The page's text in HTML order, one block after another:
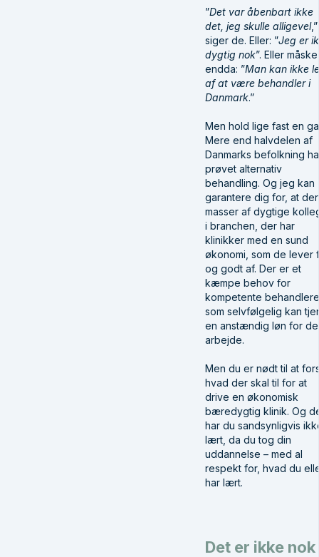
”Det var åbenbart ikke
det, jeg skulle alligevel,”
siger de. Eller: ”Jeg er
dygtig nok”. Eller måske
endda: ”Man kan ikke
af at være behandler i
Danmark.”
Men hold lige fast en
Mere end halvdelen af
Danmarks befolkning
prøvet alternativ
behandling. Og jeg kan
garantere dig for, at
masser af dygtige
i branchen, der har
klinikker med en sund
økonomi, som de lever
og godt af. Der er et
kæmpe behov for
kompetente
som selvfølgelig kan
en anstændig løn for
arbejde.
Men du er nødt til at
hvad der skal til for at
drive en økonomisk
bæredygtig klinik. Og
har du sandsynligvis
lært, da du tog din
uddannelse – med al
respekt for, hvad du
har lært.
Det er ikke nok